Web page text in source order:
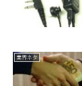
業界ネタ